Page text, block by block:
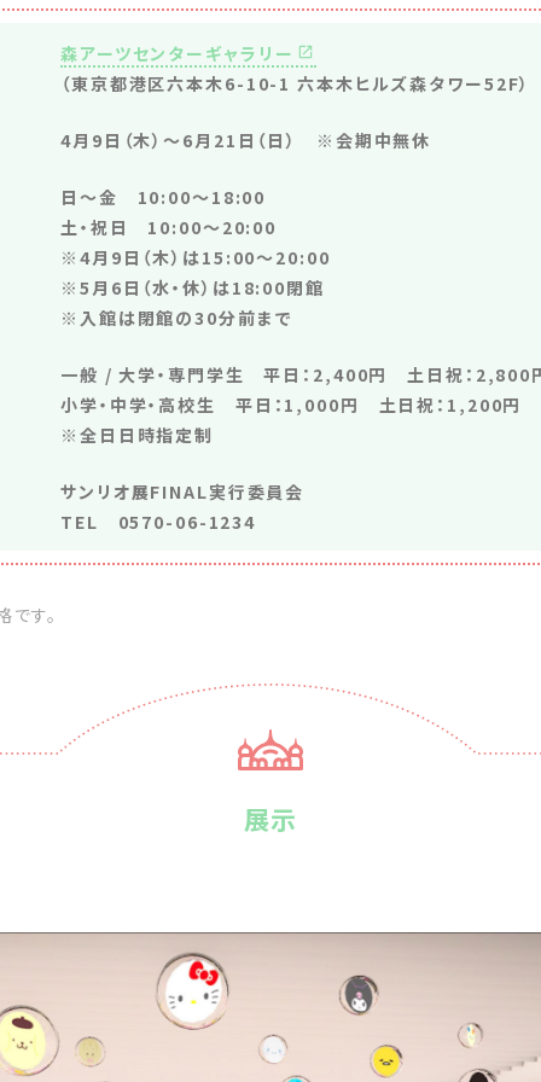
森アーツセンターギャラリー
（東京都港区六本木6-10-1 六本木ヒルズ森タワー52F）
4月9日（木）〜6月21日（日） ※会期中無休
日〜金 10:00〜18:00
土・祝日 10:00〜20:00
※4月9日（木）は15:00～20:00
※5月6日（水・休）は18:00閉館
※入館は閉館の30分前まで
一般 / 大学・専門学生 平日：2,400円 土日祝：2,800
小学・中学・高校生 平日：1,000円 土日祝：1,200円
※全日日時指定制
サンリオ展FINAL実行委員会
TEL 0570-06-1234
す。
展示